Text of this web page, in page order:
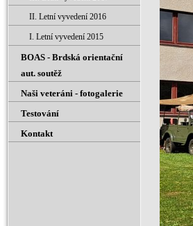
II. Letní vyvedení 2016
I. Letní vyvedení 2015
BOAS - Brdská orientační
aut. soutěž
Naši veteráni - fotogalerie
Testování
Kontakt